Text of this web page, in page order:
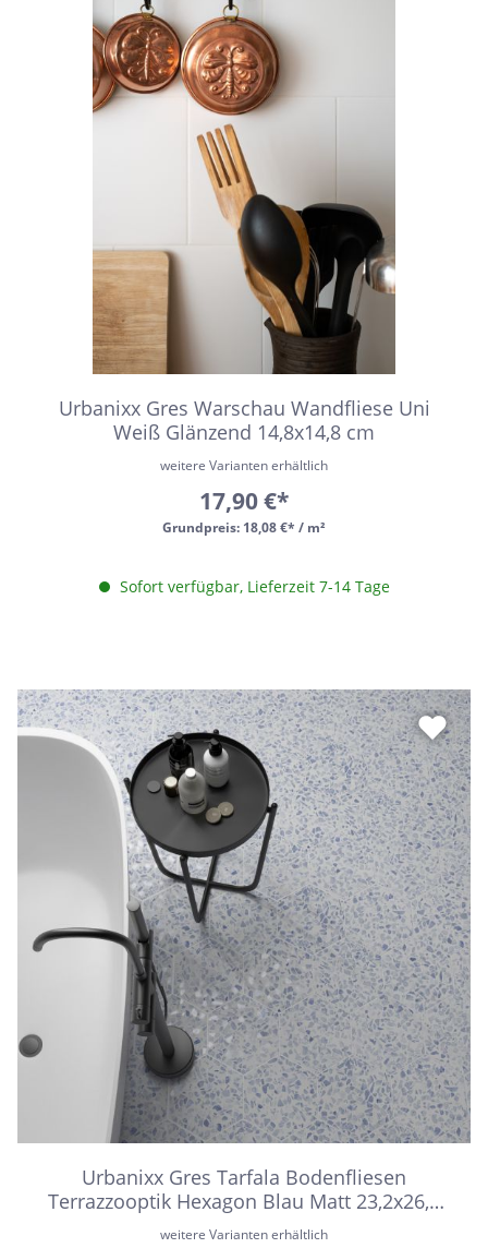
Urbanixx Gres Warschau Wandfliese Uni
Weiß Glänzend 14,8x14,8 cm
Grundpreis: 18,08 €* / m²
weitere Varianten erhältlich
17,90 €*
Sofort verfügbar, Lieferzeit 7-14 Tage
Urbanixx Gres Tarfala Bodenfliesen
Terrazzooptik Hexagon Blau Matt 23,2x26,7
cm rektifiziert
weitere Varianten erhältlich